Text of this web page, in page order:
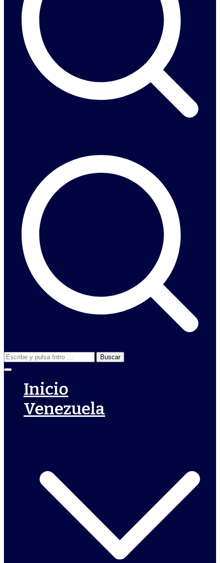
Buscar:
Inicio
Venezuela